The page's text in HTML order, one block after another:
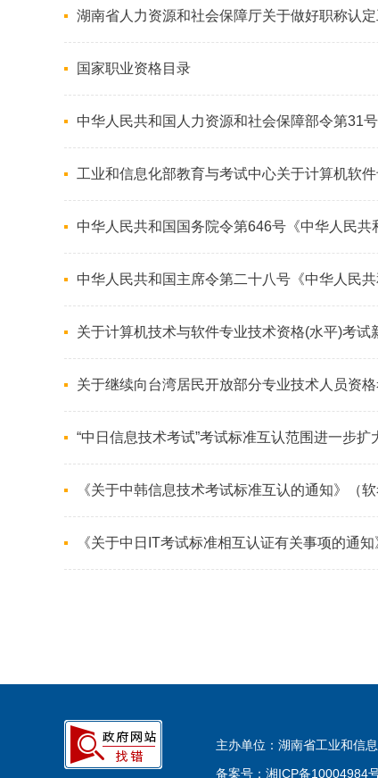
湖南省人力资源和社会保障厅关于做好职称认
国家职业资格目录
中华人民共和国人力资源和社会保障部令第31
工业和信息化部教育与考试中心关于计算机软
中华人民共和国国务院令第646号《中华人民共
中华人民共和国主席令第二十八号《中华人民共
关于计算机技术与软件专业技术资格(水平)考试
关于继续向台湾居民开放部分专业技术人员资
“中日信息技术考试”考试标准互认范围进一步扩
《关于中韩信息技术考试标准互认的通知》（软
《关于中日IT考试标准相互认证有关事项的通知
主办单位：湖南省工业和信
备案号：湘ICP备10004984